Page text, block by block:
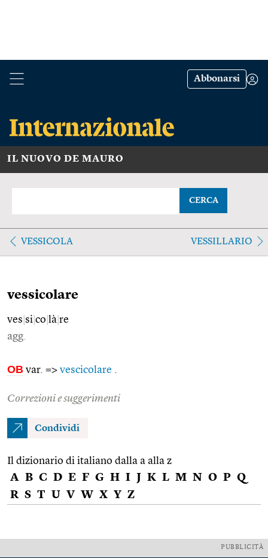
Abbonarsi
IL NUOVO DE MAURO
CERCA
VESSICOLA VESSILLARIO
vessicolare
ves si co là re
agg.
OB var. => vescicolare
Correzioni e suggerimenti
Condividi
Il dizionario di italiano dalla a alla z
A B C D E F G H I J K L M N O P Q
R S T U V W X Y Z
PUBBLICITÀ